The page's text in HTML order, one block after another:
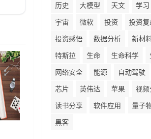
历史
大模型 天文 学习
宇宙
微软 投资 投资复
投资感悟
数据分析 新材
特斯拉
生命 生命科学
网络安全
能源 自动驾驶
芯片
英伟达 苹果
视
读书分享
软件应用 量子
黑客